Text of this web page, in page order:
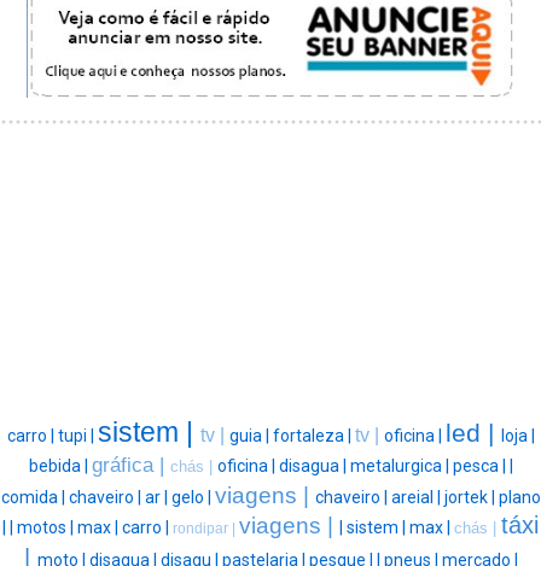
carro | tupi | sistem | tv | guia | fortaleza | tv | oficina | led | loja |
bebida | gráfica | chás | oficina | disagua | metalurgica | pesca | |
comida | chaveiro | ar | gelo | viagens | chaveiro | areial | jortek | plano
| | motos | max | carro | rondipar | viagens | | sistem | max | chás | táxi
| moto | disagua | disagu | pastelaria | pesque | | pneus | mercado |